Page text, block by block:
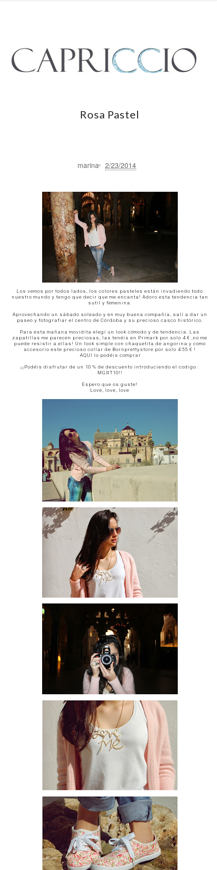
Rosa Pastel
marina 2/23/2014
Los vemos por todos lados, los colores pasteles están invadiendo todo
nuestro mundo y tengo que decir que me encanta! Adoro esta tendencia tan
sutil y femenina.
Aprovechando un sábado soleado y en muy buena compañía, salí a dar un
paseo y fotografiar el centro de Córdoba y su precioso casco histórico.
Para esta mañana movidita elegí un look cómodo y de tendencia. Las
zapatillas me parecen preciosas, las tenéis en Primark por solo 4 € ,no me
puede resistir a ellas! Un look simple con chaquetita de angorina y como
accesorio este precioso collar de Bornprettystore por solo 4.55 € !
AQUI lo podéis comprar
¡¡Podéis disfrutar de un 10 % de descuento introduciendo el codigo :
MGRT10!!
Espero que os guste!
Love, love, love